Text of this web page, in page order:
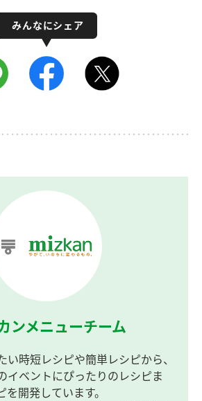
ンメニューチーム
い時短レシピや簡単レシピから、
イベントにぴったりのレシピま
開発しています。